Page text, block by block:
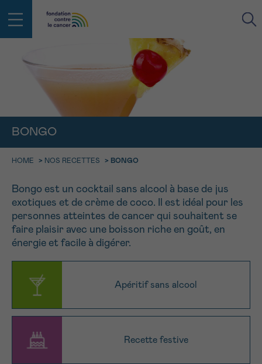
BONGO
HOME > NOS RECETTES > BONGO
Bongo est un cocktail sans alcool à base de jus
exotiques et de crème de coco. Il est idéal pour les
personnes atteintes de cancer qui souhaitent se
faire plaisir avec une boisson riche en goût, en
énergie et facile à digérer.
Apéritif sans alcool
Recette festive
E-MAIL
PAS SEUL
Des professionnels pour répondre à toutes vos
Contactez-nous
Par téléphone
0800 15 801 lu-ve 9h à 18h
Via le formulaire de contact
Je souhaite être rappelé.e
RETOUR
CHOISISSEZ L’HEURE DU RENDEZ-VOUS
9h-11h
11h-13h
16h-18h